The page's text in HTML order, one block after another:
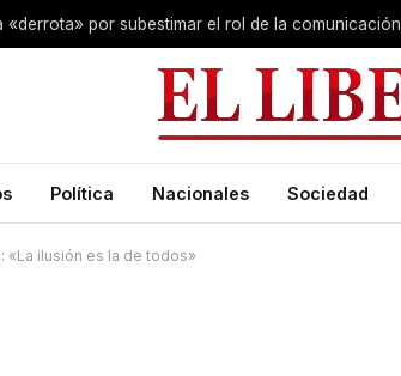
«derrota» por subestimar el rol de la comunicación
Política Nacionales Sociedad
«La ilusión es la de todos»